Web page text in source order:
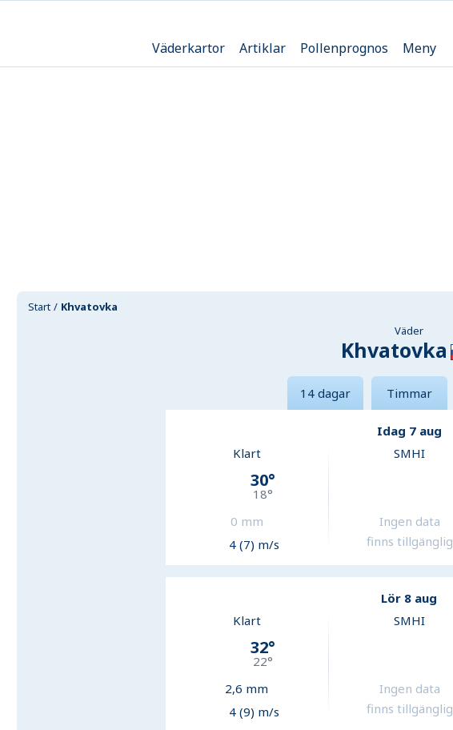
Väderkartor Artiklar Pollenprognos Meny
Start Khvatovka
Väder
Khvatovka
14 dagar Timmar
Idag 7 aug
Klart
30°
18°
0 mm
4 (7) m/s
SMHI
Ingen data
finns tillgänglig
Lör 8 aug
Klart
32°
22°
2,6 mm
4 (9) m/s
SMHI
Ingen data
finns tillgänglig